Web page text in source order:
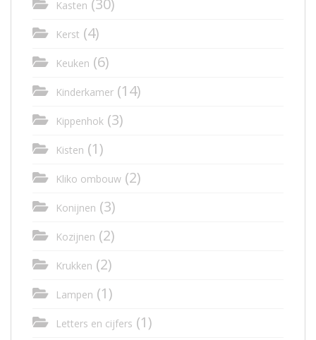
Kasten
Kerst (4)
Keuken (6)
Kinderkamer (14)
Kippenhok (3)
Kisten (1)
Kliko ombouw (2)
Konijnen (3)
Kozijnen (2)
Krukken (2)
Lampen (1)
Letters en cijfers (1)